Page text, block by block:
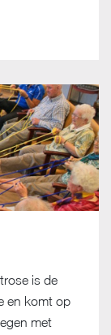
is de
en komt op
met